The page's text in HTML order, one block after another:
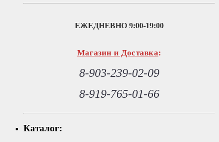
ЕЖЕДНЕВНО 9:00-19:00
Магазин и Доставка:
8-903-239-02-09
8-919-765-01-66
Каталог: